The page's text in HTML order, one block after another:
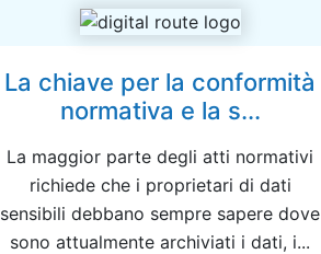
La chiave per la conformità
normativa e la s...
La maggior parte degli atti normativi
richiede che i proprietari di dati
sensibili debbano sempre sapere dove
sono attualmente archiviati i dati, i...